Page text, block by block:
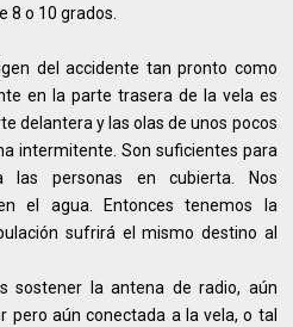
8 o 10 grados.
del accidente tan pronto como
en la parte trasera de la vela es
delantera y las olas de unos pocos
intermitente. Son suficientes para
las personas en cubierta. Nos
el agua. Entonces tenemos la
sufrirá el mismo destino al
sostener la antena de radio, aún
pero aún conectada a la vela, o tal